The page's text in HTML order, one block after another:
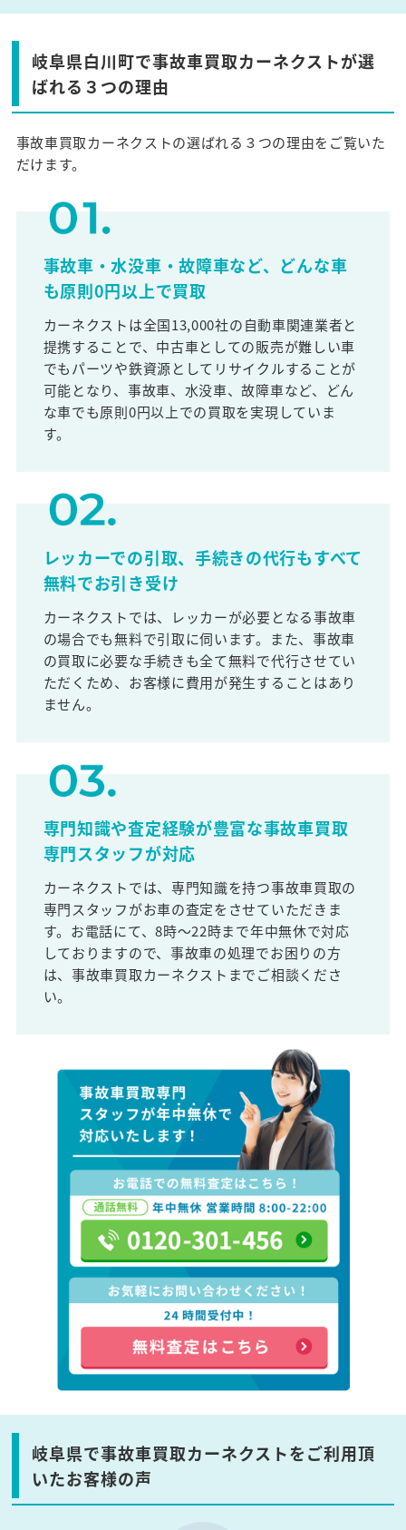
岐阜県白川町で事故車買取カーネクストが選
ばれる３つの理由
事故車買取カーネクストの選ばれる３つの理由をご覧いた
だけます。
事故車・水没車・故障車など、どんな車
も原則0円以上で買取
カーネクストは全国13,000社の自動車関連業者と
提携することで、中古車としての販売が難しい車
でもパーツや鉄資源としてリサイクルすることが
可能となり、事故車、水没車、故障車など、どん
な車でも原則0円以上での買取を実現していま
す。
レッカーでの引取、手続きの代行もすべて
無料でお引き受け
カーネクストでは、レッカーが必要となる事故車
の場合でも無料で引取に伺います。また、事故車
の買取に必要な手続きも全て無料で代行させてい
ただくため、お客様に費用が発生することはあり
ません。
専門知識や査定経験が豊富な事故車買取
専門スタッフが対応
カーネクストでは、専門知識を持つ事故車買取の
専門スタッフがお車の査定をさせていただきま
す。お電話にて、8時～22時まで年中無休で対応
しておりますので、事故車の処理でお困りの方
は、事故車買取カーネクストまでご相談くださ
い。
岐阜県で事故車買取カーネクストをご利用頂
いたお客様の声